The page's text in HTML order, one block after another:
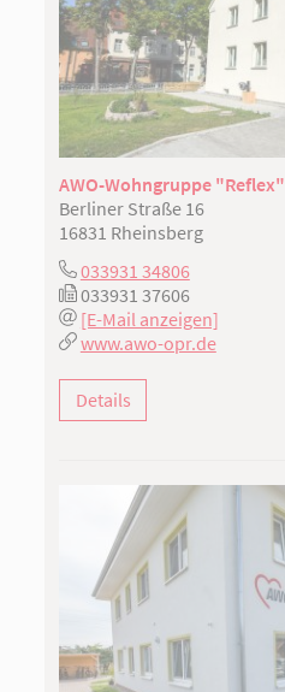
AWO-Wohngruppe "Reflex"
Berliner Straße 16
16831 Rheinsberg
033931 34806
033931 37606
[E-Mail anzeigen]
www.awo-opr.de
Details